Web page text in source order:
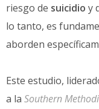
riesgo de suicidio y
lo tanto, es
aborden
Este estudio,
a la Southern